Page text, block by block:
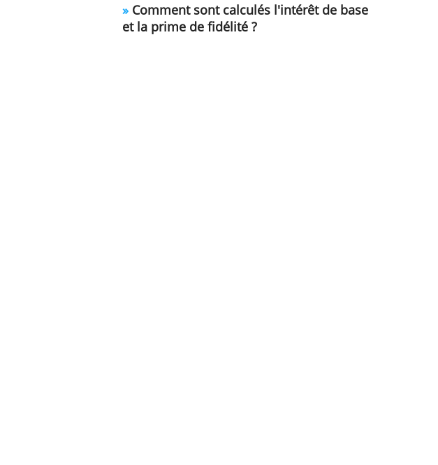
»Que sont les intérêts composés